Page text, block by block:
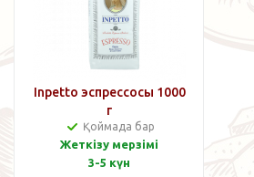
Inpetto эспрессосы 1000
г
Қоймада бар
Жеткізу мерзімі
3-5 күн